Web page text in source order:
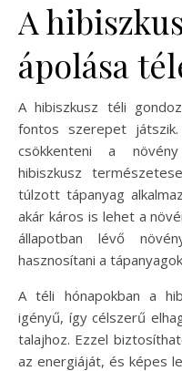
A
ápolása
A hibiszkusz téli
fontos szerepet
csökkenteni a
hibiszkusz
túlzott tápanyag
akár káros is lehet a
állapotban lévő
hasznosítani a
A téli hónapokban a
igényű, így célszerű
talajhoz. Ezzel
az energiáját, és képes